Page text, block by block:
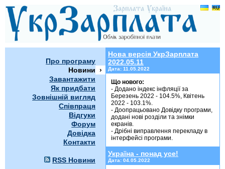
Про програму
Новини
Завантажити
Як придбати
Зовнішній вигляд
Співпраця
Відгуки
Форум
Довідка
Контакти
RSS Новини
Новини
Нова версія УкрЗарплата
2022.05.11
Дата: 11.05.2022
Що нового:
- Додано індекс інфляції за
Березень 2022 - 104.5%, Квітень
2022 - 103.1%.
- Доопрацьовано Довідку програми,
додані нові розділи та знімки
екранів.
- Дрібні виправлення перекладу в
інтерфейсі програми.
Україна - понад усе!
Дата: 04.05.2022